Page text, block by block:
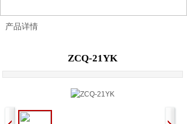
产品详情
ZCQ-21YK